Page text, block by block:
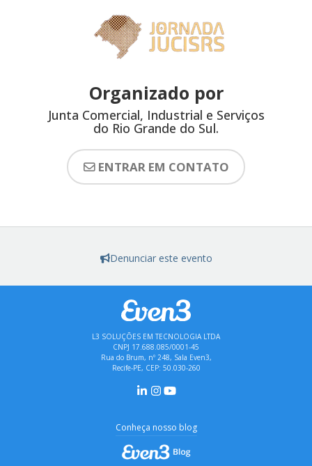
Organizado por
Junta Comercial, Industrial e Serviços
do Rio Grande do Sul.
ENTRAR EM CONTATO
Denunciar este evento
L3 SOLUÇÕES EM TECNOLOGIA LTDA
CNPJ 17.688.085/0001-45
Rua do Brum, nº 248, Sala Even3,
Recife-PE, CEP: 50.030-260
Conheça nosso blog